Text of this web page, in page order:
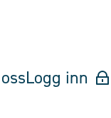
Logg inn